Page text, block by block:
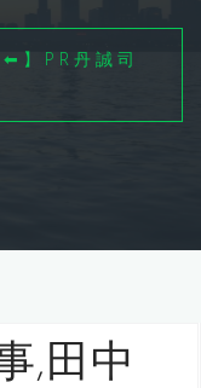
】PR丹誠司
,田中